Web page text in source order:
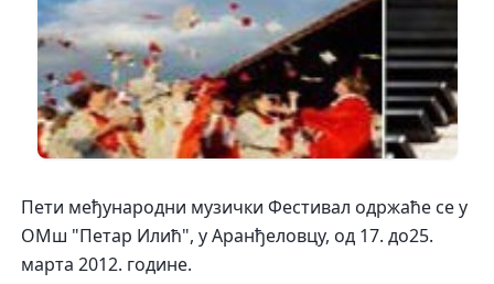
Пети међународни музички Фестивал одржаће се у
ОМш "Петар Илић", у Аранђеловцу, од 17. до25.
марта 2012. године.